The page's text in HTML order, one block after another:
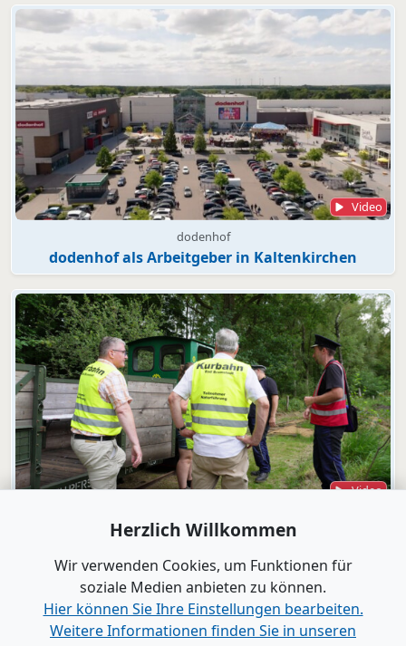
Video
dodenhof
dodenhof als Arbeitgeber in Kaltenkirchen
Video
Bad Bramstedt
"Wir wollen die Moorbahn aus dem
Dornröschenschlaf wecken"
Alle Videos anzeigen
Herzlich Willkommen
Wir verwenden Cookies, um Funktionen für
soziale Medien anbieten zu können.
Hier können Sie Ihre Einstellungen bearbeiten.
Weitere Informationen finden Sie in unseren